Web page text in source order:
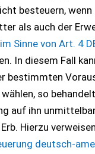
besteuern,
als auch der
Sinne von Art. 4
In diesem Fall
bestimmten
so
auf ihn
Hierzu
deutsch-